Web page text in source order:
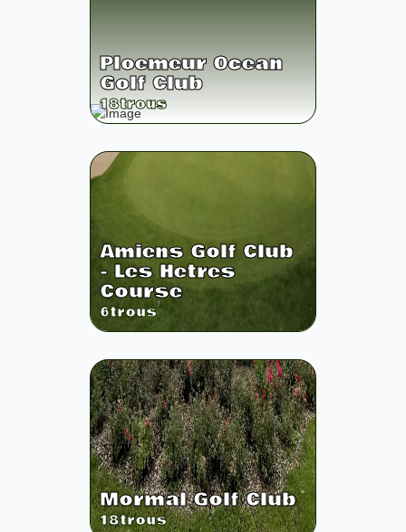
Ploemeur Ocean
Golf Club
18trous
Amiens Golf Club
- Les Hetres
Course
6trous
Mormal Golf Club
18trous